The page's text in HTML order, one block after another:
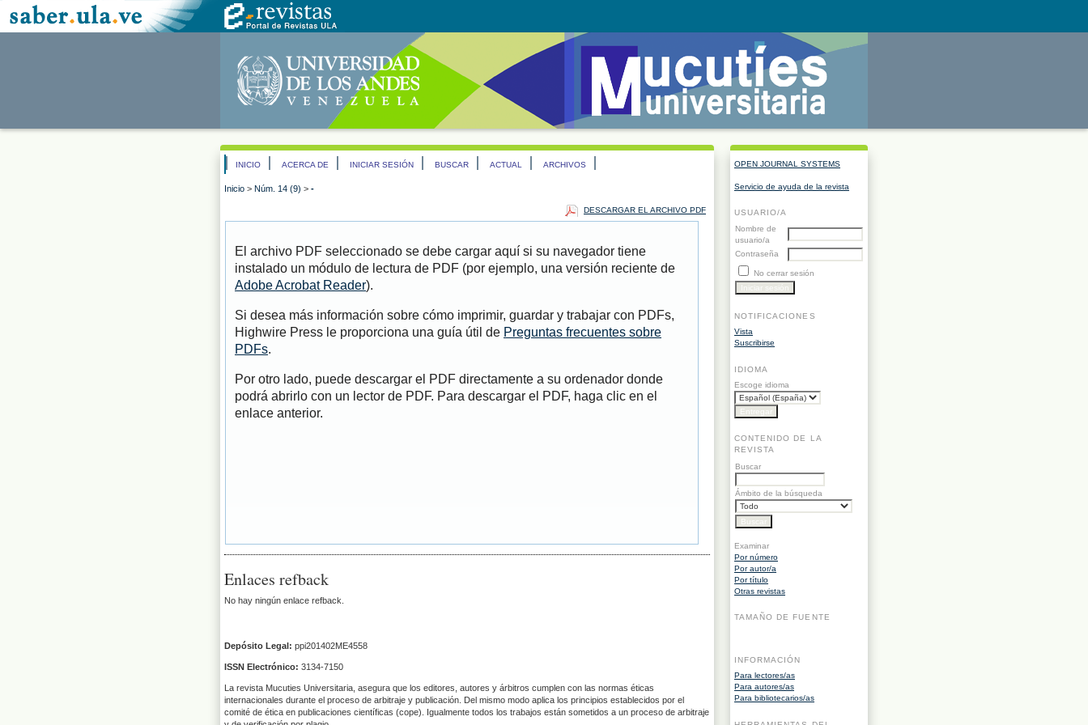
OPEN JOURNAL SYSTEMS
Servicio de ayuda de la revista
USUARIO/A
Nombre de
usuario/a
Contraseña
No cerrar sesión
NOTIFICACIONES
Vista
Suscribirse
IDIOMA
Escoge idioma
CONTENIDO DE LA
REVISTA
Buscar
Ámbito de la búsqueda
Examinar
Por número
Por autor/a
Por título
Otras revistas
TAMAÑO DE FUENTE
INFORMACIÓN
Para lectores/as
Para autores/as
Para bibliotecarios/as
INICIO ACERCA DE INICIAR SESIÓN BUSCAR ACTUAL ARCHIVOS
Inicio > Núm. 14 (9) > -
DESCARGAR EL ARCHIVO PDF
El archivo PDF seleccionado se debe cargar aquí si su navegador tiene
instalado un módulo de lectura de PDF (por ejemplo, una versión reciente de
Adobe Acrobat Reader).
Si desea más información sobre cómo imprimir, guardar y trabajar con PDFs,
Highwire Press le proporciona una guía útil de Preguntas frecuentes sobre
PDFs.
Por otro lado, puede descargar el PDF directamente a su ordenador donde
podrá abrirlo con un lector de PDF. Para descargar el PDF, haga clic en el
enlace anterior.
Enlaces refback
No hay ningún enlace refback.
Depósito Legal: ppi201402ME4558
ISSN Electrónico: 3134-7150
La revista Mucuties Universitaria, asegura que los editores, autores y árbitros cumplen con las normas éticas
internacionales durante el proceso de arbitraje y publicación. Del mismo modo aplica los principios establecidos por el
comité de ética en publicaciones científicas (cope). Igualmente todos los trabajos están sometidos a un proceso de arbitraje